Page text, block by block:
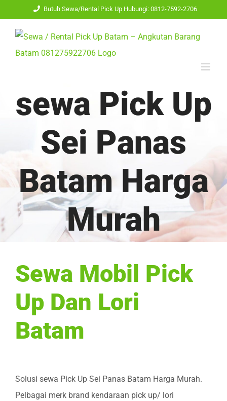
content
Butuh Sewa/Rental Pick Up Hubungi: 0812-7592-2706
sewa Pick Up
Sei Panas
Batam Harga
Murah
Sewa Mobil Pick
Up Dan Lori
Batam
Solusi sewa Pick Up Sei Panas Batam Harga Murah.
Pelbagai merk brand kendaraan pick up/ lori